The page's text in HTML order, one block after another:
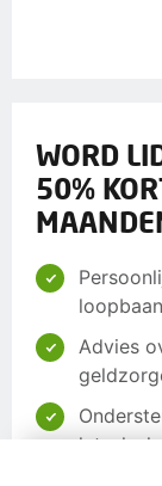
WORD
50%
loopbaan
Advies